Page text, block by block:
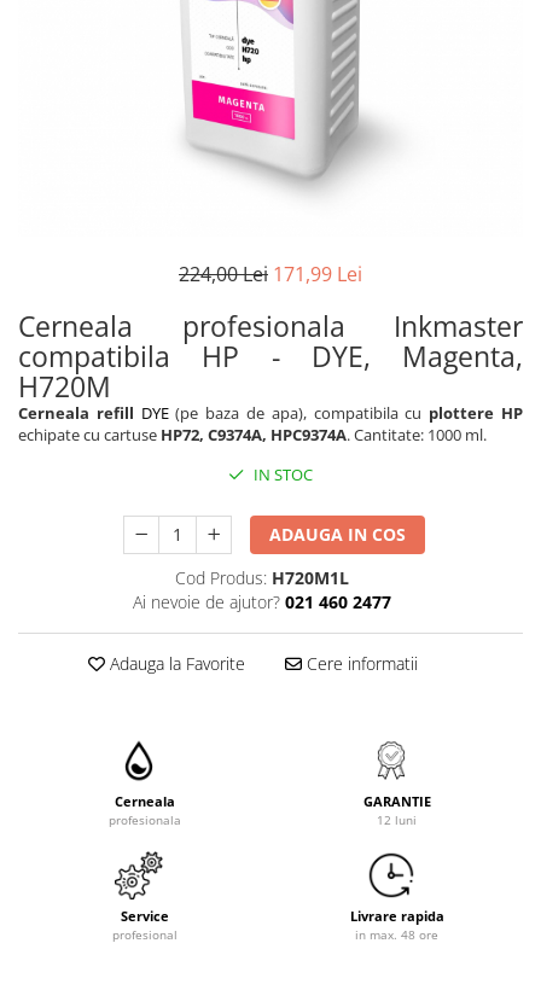
224,00 Lei 171,99 Lei
Cerneala profesionala Inkmaster
compatibila HP - DYE, Magenta,
H720M
Cerneala refill DYE(pe baza de apa), compatibila cu plottere HP
echipate cu cartuse HP72, C9374A, HPC9374A. Cantitate: 1000 ml.
IN STOC
ADAUGA IN COS
Cod Produs: H720M1L
Ai nevoie de ajutor? 021 460 2477
Adauga la Favorite Cere informatii
Cerneala
profesionala
GARANTIE
12 luni
Service
profesional
Livrare rapida
in max. 48 ore